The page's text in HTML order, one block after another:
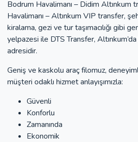
Bodrum Havalimanı – Didim Altınkum
Havalimanı – Altınkum VIP transfer,
kiralama, gezi ve tur taşımacılığı gibi
yelpazesi ile DTS Transfer, Altınkum’da
adresidir.
Geniş ve kaskolu araç filomuz,
müşteri odaklı hizmet anlayışımızla:
Güvenli
Konforlu
Zamanında
Ekonomik